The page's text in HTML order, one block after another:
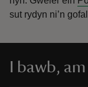
sut rydyn ni’n
I bawb,